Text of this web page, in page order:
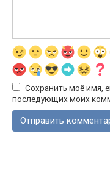
Сохранить моё имя,
последующих моих